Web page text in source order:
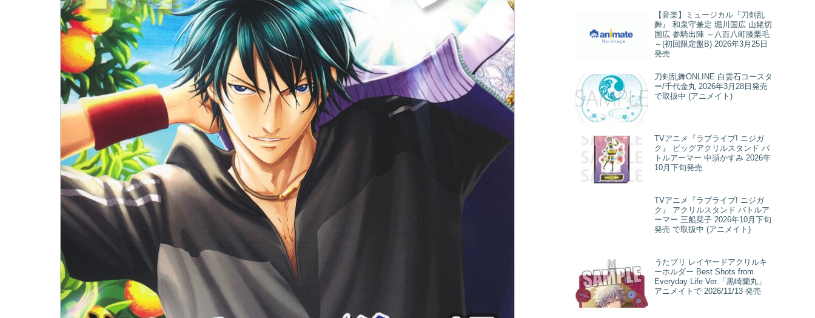
【音楽】ミュージカル『刀剣乱
舞』 和泉守兼定 堀川国広 山姥切
国広 参騎出陣 ～八百八町膝栗毛
～(初回限定盤B) 2026年3月25日
発売
刀剣乱舞ONLINE 白雲石コースタ
ー/千代金丸 2026年3月28日発売
で取扱中 (アニメイト)
TVアニメ『ラブライブ! ニジガ
ク』 ビッグアクリルスタンド バ
トルアーマー 中須かすみ 2026年
10月下旬発売
TVアニメ『ラブライブ! ニジガ
ク』 アクリルスタンド バトルア
ーマー 三船栞子 2026年10月下旬
発売 で取扱中 (アニメイト)
うたプリ レイヤードアクリルキ
ーホルダー Best Shots from
Everyday Life Ver.「黒崎蘭丸」
アニメイトで 2026/11/13 発売